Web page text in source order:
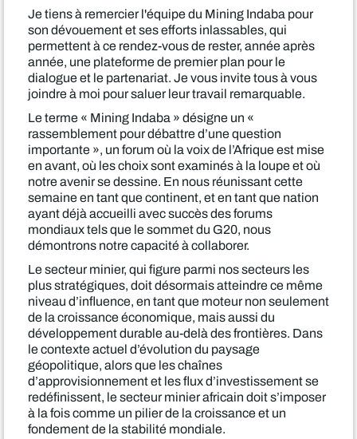
Je tiens à remercier l'équipe du Mining Indaba pour
son dévouement et ses efforts inlassables, qui
permettent à ce rendez-vous de rester, année après
année, une plateforme de premier plan pour le
dialogue et le partenariat. Je vous invite tous à vous
joindre à moi pour saluer leur travail remarquable.
Le terme « Mining Indaba » désigne un «
rassemblement pour débattre d’une question
importante », un forum où la voix de l’Afrique est mise
en avant, où les choix sont examinés à la loupe et où
notre avenir se dessine. En nous réunissant cette
semaine en tant que continent, et en tant que nation
ayant déjà accueilli avec succès des forums
mondiaux tels que le sommet du G20, nous
démontrons notre capacité à collaborer.
Le secteur minier, qui figure parmi nos secteurs les
plus stratégiques, doit désormais atteindre ce même
niveau d’influence, en tant que moteur non seulement
de la croissance économique, mais aussi du
développement durable au-delà des frontières. Dans
le contexte actuel d’évolution du paysage
géopolitique, alors que les chaînes
d’approvisionnement et les flux d’investissement se
redéfinissent, le secteur minier africain doit s’imposer
à la fois comme un pilier de la croissance et un
fondement de la stabilité mondiale.